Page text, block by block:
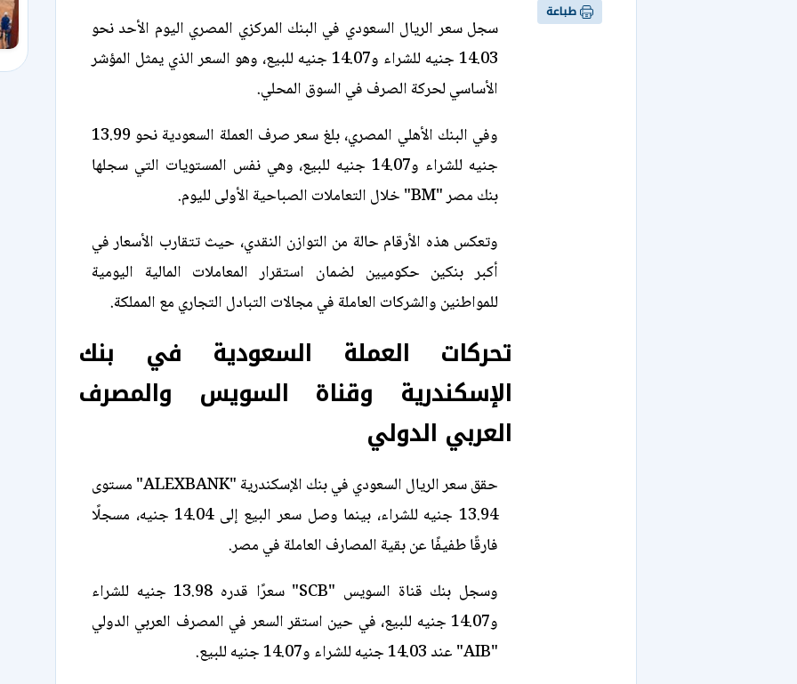
طباعة
سجل سعر الريال السعودي في البنك المركزي المصري اليوم الأحد نحو
14.03 جنيه للشراء و14.07 جنيه للبيع، وهو السعر الذي يمثل المؤشر
الأساسي لحركة الصرف في السوق المحلي.
وفي البنك الأهلي المصري، بلغ سعر صرف العملة السعودية نحو 13.99
جنيه للشراء و14.07 جنيه للبيع، وهي نفس المستويات التي سجلها
بنك مصر "BM" خلال التعاملات الصباحية الأولى لليوم.
وتعكس هذه الأرقام حالة من التوازن النقدي، حيث تتقارب الأسعار في
أكبر بنكين حكوميين لضمان استقرار المعاملات المالية اليومية
للمواطنين والشركات العاملة في مجالات التبادل التجاري مع المملكة.
تحركات العملة السعودية في بنك
الإسكندرية وقناة السويس والمصرف
العربي الدولي
حقق سعر الريال السعودي في بنك الإسكندرية "ALEXBANK" مستوى
13.94 جنيه للشراء، بينما وصل سعر البيع إلى 14.04 جنيه، مسجلًا
فارقًا طفيفًا عن بقية المصارف العاملة في مصر.
وسجل بنك قناة السويس "SCB" سعرًا قدره 13.98 جنيه للشراء
و14.07 جنيه للبيع، في حين استقر السعر في المصرف العربي الدولي
"AIB" عند 14.03 جنيه للشراء و14.07 جنيه للبيع.